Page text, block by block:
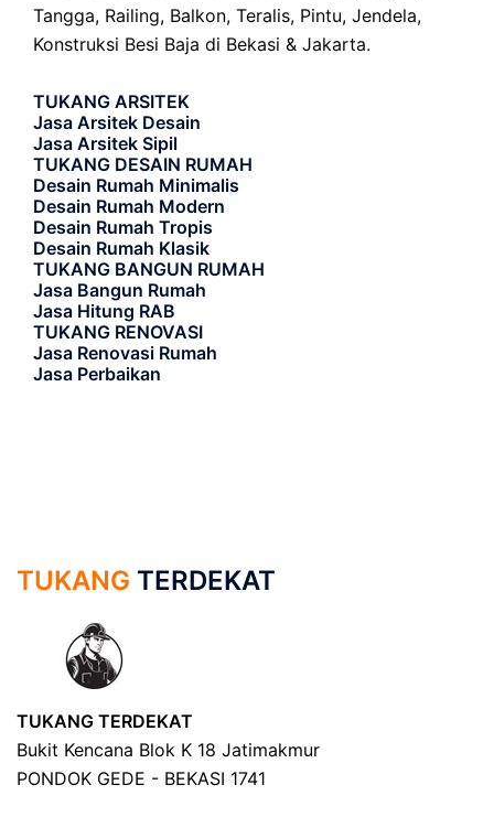
Tangga, Railing, Balkon, Teralis, Pintu, Jendela,
Konstruksi Besi Baja di Bekasi & Jakarta.
TUKANG ARSITEK
Jasa Arsitek Desain
Jasa Arsitek Sipil
TUKANG DESAIN RUMAH
Desain Rumah Minimalis
Desain Rumah Modern
Desain Rumah Tropis
Desain Rumah Klasik
TUKANG BANGUN RUMAH
Jasa Bangun Rumah
Jasa Hitung RAB
TUKANG RENOVASI
Jasa Renovasi Rumah
Jasa Perbaikan
TUKANG TERDEKAT
TUKANG TERDEKAT
Bukit Kencana Blok K 18 Jatimakmur
PONDOK GEDE - BEKASI 1741